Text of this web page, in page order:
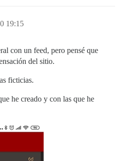
19:15
con un feed, pero pensé que
del sitio.
ficticias.
he creado y con las que he